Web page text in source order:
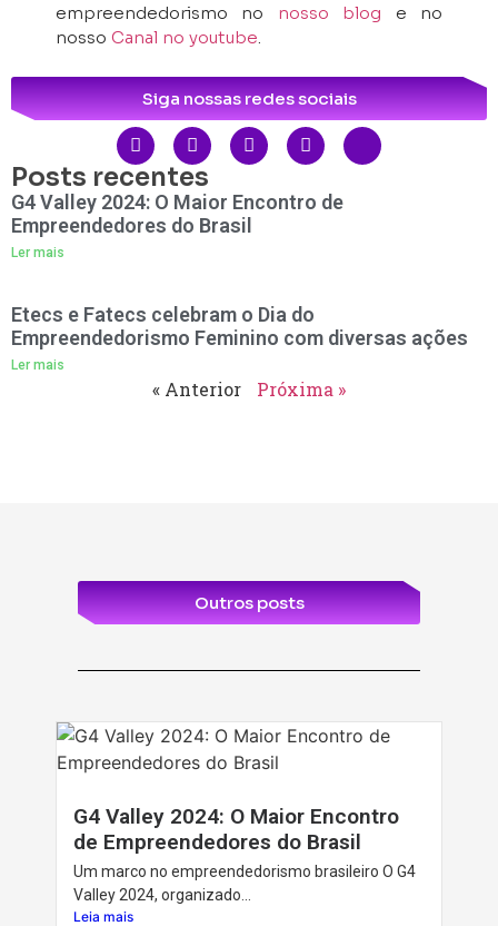
empreendedorismo no nosso blog e no
nosso Canal no youtube
Siga nossas redes sociais
Posts recentes
G4 Valley 2024: O Maior Encontro de
Empreendedores do Brasil
Ler mais
Etecs e Fatecs celebram o Dia do
Empreendedorismo Feminino com diversas ações
Ler mais
« Anterior Próxima »
Outros posts
G4 Valley 2024: O Maior Encontro
de Empreendedores do Brasil
Um marco no empreendedorismo brasileiro O G4
Valley 2024, organizado...
Leia mais